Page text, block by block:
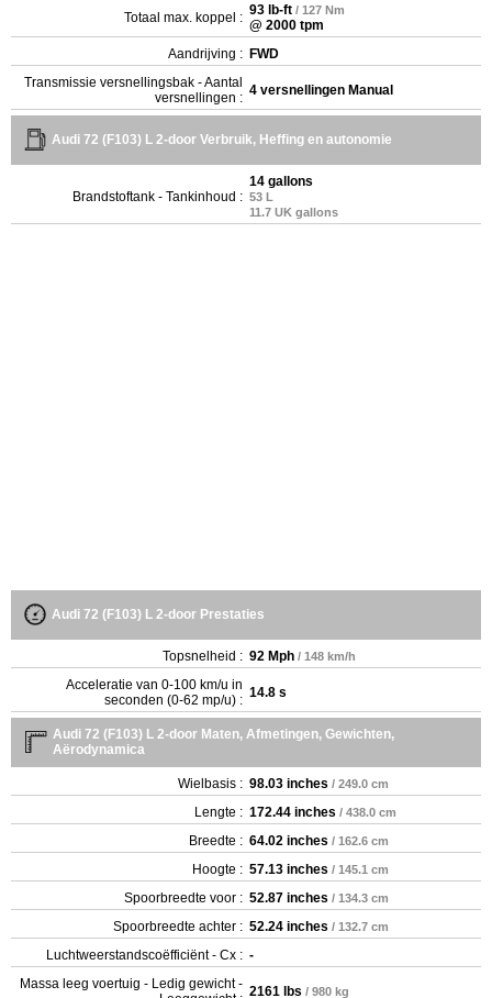
Totaal max. koppel : 93 lb-ft / 127 Nm
@ 2000 tpm
Aandrijving : FWD
Transmissie versnellingsbak - Aantal
versnellingen : 4 versnellingen Manual
Audi 72 (F103) L 2-door Verbruik, Heffing en autonomie
Brandstoftank - Tankinhoud :
14 gallons
53 L
11.7 UK gallons
Audi 72 (F103) L 2-door Prestaties
Topsnelheid : 92 Mph / 148 km/h
Acceleratie van 0-100 km/u in
seconden (0-62 mp/u) : 14.8 s
Audi 72 (F103) L 2-door Maten, Afmetingen, Gewichten,
Aërodynamica
Wielbasis : 98.03 inches / 249.0 cm
Lengte : 172.44 inches / 438.0 cm
Breedte : 64.02 inches / 162.6 cm
Hoogte : 57.13 inches / 145.1 cm
Spoorbreedte voor : 52.87 inches / 134.3 cm
Spoorbreedte achter : 52.24 inches / 132.7 cm
Luchtweerstandscoëfficiënt - Cx : -
Massa leeg voertuig - Ledig gewicht - 2161 lbs / 980 kg